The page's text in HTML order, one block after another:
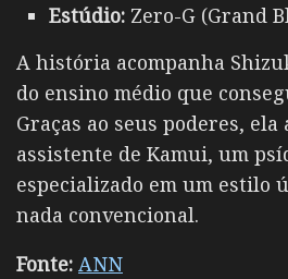
Estúdio: Zero-G (Grand
A história acompanha
do ensino médio que
Graças ao seus poderes,
assistente de Kamui, um
especializado em um estilo
nada convencional.
Fonte: ANN